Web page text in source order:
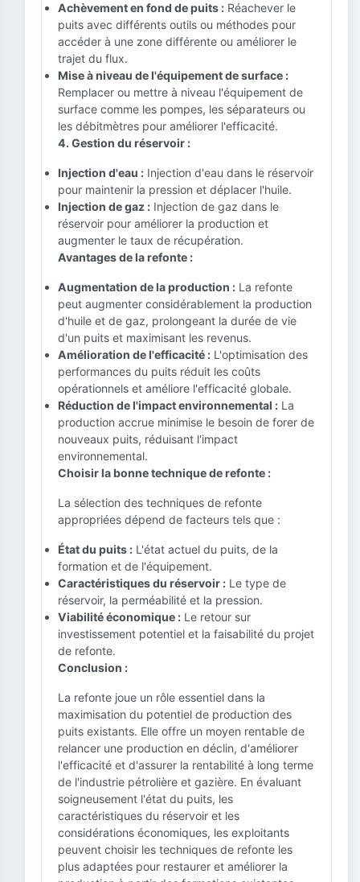
Achèvement en fond de puits : Réachever le
puits avec différents outils ou méthodes pour
accéder à une zone différente ou améliorer le
trajet du flux.
Mise à niveau de l'équipement de surface :
Remplacer ou mettre à niveau l'équipement de
surface comme les pompes, les séparateurs ou
les débitmètres pour améliorer l'efficacité.
4. Gestion du réservoir :
Injection d'eau : Injection d'eau dans le réservoir
pour maintenir la pression et déplacer l'huile.
Injection de gaz : Injection de gaz dans le
réservoir pour améliorer la production et
augmenter le taux de récupération.
Avantages de la refonte :
Augmentation de la production : La refonte
peut augmenter considérablement la production
d'huile et de gaz, prolongeant la durée de vie
d'un puits et maximisant les revenus.
Amélioration de l'efficacité : L'optimisation des
performances du puits réduit les coûts
opérationnels et améliore l'efficacité globale.
Réduction de l'impact environnemental : La
production accrue minimise le besoin de forer de
nouveaux puits, réduisant l'impact
environnemental.
Choisir la bonne technique de refonte :
La sélection des techniques de refonte
appropriées dépend de facteurs tels que :
État du puits : L'état actuel du puits, de la
formation et de l'équipement.
Caractéristiques du réservoir : Le type de
réservoir, la perméabilité et la pression.
Viabilité économique : Le retour sur
investissement potentiel et la faisabilité du projet
de refonte.
Conclusion :
La refonte joue un rôle essentiel dans la
maximisation du potentiel de production des
puits existants. Elle offre un moyen rentable de
relancer une production en déclin, d'améliorer
l'efficacité et d'assurer la rentabilité à long terme
de l'industrie pétrolière et gazière. En évaluant
soigneusement l'état du puits, les
caractéristiques du réservoir et les
considérations économiques, les exploitants
peuvent choisir les techniques de refonte les
plus adaptées pour restaurer et améliorer la